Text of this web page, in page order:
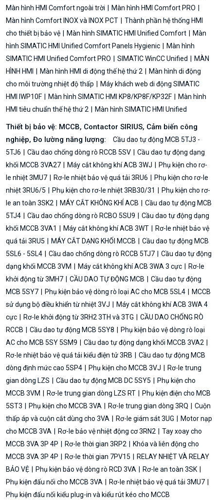
Màn hình HMI Comfort ngoài trời
Màn hình HMI Comfort PRO
Màn hình Comfort INOX và INOX PCT
Thành phần hệ thống HMI
cho thiết bị bảo vệ
Màn hình SIMATIC HMI Unified Comfort
Màn
hình SIMATIC HMI Unified Comfort Panels Hygienic
Màn hình
SIMATIC HMI Unified Comfort PRO
SIMATIC WinCC Unified
MÀN
HÌNH HMI
Màn hình HMI di động thế hệ thứ 2
Màn hình di động
cho môi trường nhiệt độ thấp
Máy khách web di động SIMATIC
HMI IWP10F
Màn hình SIMATIC HMI KP8/KP8F/KP32F
Màn hình
HMI tiêu chuẩn thế hệ thứ 2
Màn hình SIMATIC HMI Unified
Thiết bị bảo vệ: MCCB, Contactor SIRIUS, Cảm biến công
nghiệp, Đo lường năng lượng:
Cầu dao tự động MCB 5TJ3 -
5TJ6
Cầu dao chống dòng rò RCCB 5SV
Cầu dao tự động dạng
khối MCCB 3VA27
Máy cắt không khí ACB 3WJ
Phụ kiện cho rơ-
le nhiệt 3MU7
Rơ-le nhiệt bảo vệ quá tải 3RU6
Phụ kiện cho rơ-le
nhiệt 3RU6/5
Phụ kiện cho rơ-le nhiệt 3RB30/31
Phụ kiện cho rơ-
le an toàn 3SK2
MÁY CẮT KHÔNG KHÍ ACB
Cầu dao tự động MCB
5TJ4
Cầu dao chống dòng rò RCBO 5SU9
Cầu dao tự động dạng
khối MCCB 3VA1
Máy cắt không khí ACB 3WT
Rơ-le nhiệt bảo vệ
quá tải 3RU5
MÁY CẮT DẠNG KHỐI MCCB
Cầu dao tự động MCB
5SL6 - 5SL4
Cầu dao chống dòng rò RCCB 5TJ7
Cầu dao tự động
dạng khối MCCB 3VM
Máy cắt không khí ACB 3WA 3 cực
Rơ-le
khởi động từ 3MH7
CẦU DAO TỰ ĐỘNG MCB
Cầu dao tự động
MCB 5SY7
Phụ kiện bảo vệ dòng rò loại AC cho MCB 5SL4
MCCB
sử dụng bộ điều khiển từ nhiệt 3VJ
Máy cắt không khí ACB 3WA 4
cực
Rơ-le khởi động từ 3RH2 3TH và 3TG
CẦU DAO CHỐNG RÒ
RCCB
Cầu dao tự động MCB 5SY8
Phụ kiện bảo vệ dòng rò loại
AC cho MCB 5SY 5SM9
Cầu dao tự động dạng khối MCCB 3VA2
Rơ-le nhiệt bảo vệ quá tải kiểu điện tử 3RB
Cầu dao tự động MCB
dòng định mức cao 5SP4
Phụ kiện cho MCCB 3VJ
Rơ-le trung
gian dòng LZS
Cầu dao tự động MCB DC 5SY5
Phụ kiện cho
MCCB 3VM
Rơ-le trung gian dòng LZS RT
Phụ kiện điện cho MCB
5ST3
Phụ kiện cho MCCB 3VA Rơ-le trung gian dòng 3RQ
Cuộn
thấp áp và cuộn cắt dùng cho 3VA
Rơ-le giám sát 3UG
Motor nạp
cho MCCB 3VA
Rơ-le bảo vệ nhiệt động cơ 3RN2
Tay xoay cho
MCCB 3VA 3P 4P
Rơ-le thời gian 3RP2
Khóa và liên động cho
MCCB 3VA 3P 4P
Rơ-le thời gian 7PV15
RELAY NHIỆT VÀ RELAY
BẢO VỆ
Phụ kiện bảo vệ dòng rò RCD 3VA
Rơ-le an toàn 3SK
Phụ kiện đấu nối cho MCCB 3VA
Rơ-le nhiệt bảo vệ quá tải 3MU7
Phụ kiện đấu nối kiểu plug-in và kiểu rút kéo cho MCCB